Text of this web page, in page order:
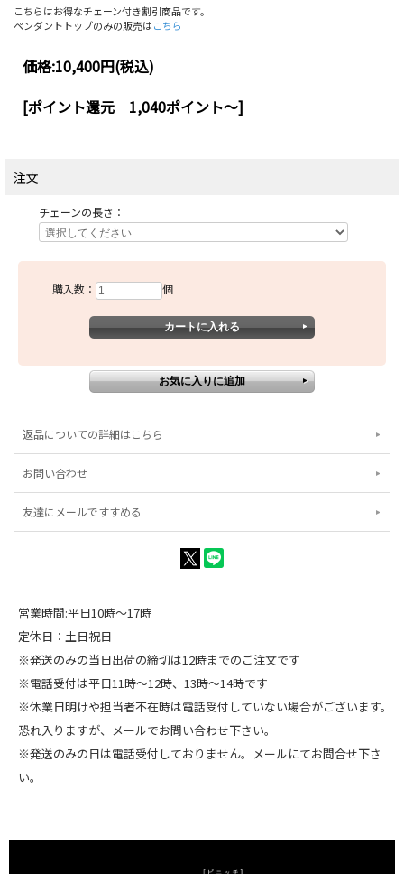
こちらはお得なチェーン付き割引商品です。
ペンダントトップのみの販売はこちら
価格:10,400円(税込)
[ポイント還元 1,040ポイント～]
注文
チェーンの長さ：
購入数： 個
返品についての詳細はこちら
お問い合わせ
友達にメールですすめる
営業時間:平日10時～17時
定休日：土日祝日
※発送のみの当日出荷の締切は12時までのご注文です
※電話受付は平日11時～12時、13時～14時です
※休業日明けや担当者不在時は電話受付していない場合がございます。
恐れ入りますが、メールでお問い合わせ下さい。
※発送のみの日は電話受付しておりません。メールにてお問合せ下さ
い。